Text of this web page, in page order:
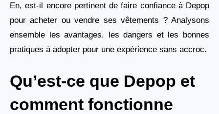
En, est-il encore pertinent de faire confiance à Depop
pour acheter ou vendre ses vêtements ? Analysons
ensemble les avantages, les dangers et les bonnes
pratiques à adopter pour une expérience sans accroc.
Qu’est-ce que Depop et
comment fonctionne